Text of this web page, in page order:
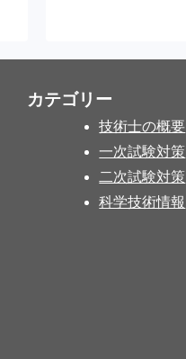
カテゴリー
技術士の概要
一次試験対策
二次試験対策
科学技術情報